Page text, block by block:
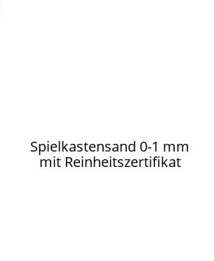
Spielkastensand 0-1 mm
mit Reinheitszertifikat